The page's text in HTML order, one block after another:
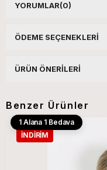
YORUMLAR(0)
ÖDEME SEÇENEKLERI
ÜRÜN ÖNERILERI
Benzer Ürünler
1 Alana 1 Bedava
İNDIRIM